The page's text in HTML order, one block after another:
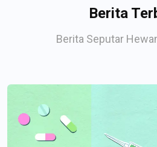
Berita
Berita Seputar